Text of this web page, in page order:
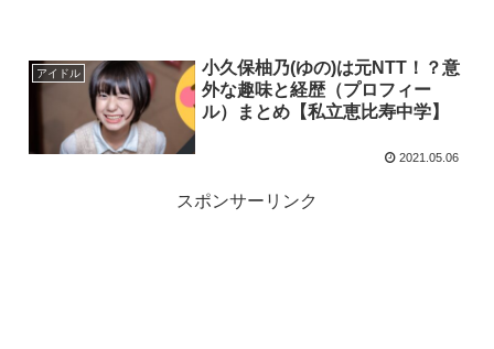
アイドル
小久保柚乃(ゆの)は元NTT！？意
外な趣味と経歴（プロフィー
ル）まとめ【私立恵比寿中学】
2021.05.06
スポンサーリンク